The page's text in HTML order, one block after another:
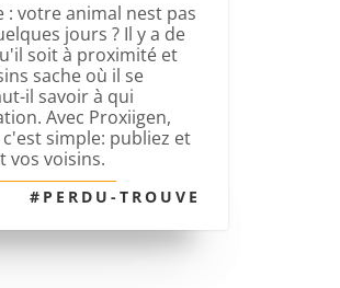
: votre animal nest pas
jours ? Il y a de
soit à proximité et
sache où il se
il savoir à qui
Avec Proxiigen,
simple: publiez et
vos voisins.
#PERDU-TROUVE